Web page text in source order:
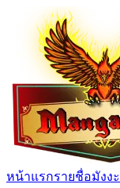
หน้าแรกรายชื่อมังงะ